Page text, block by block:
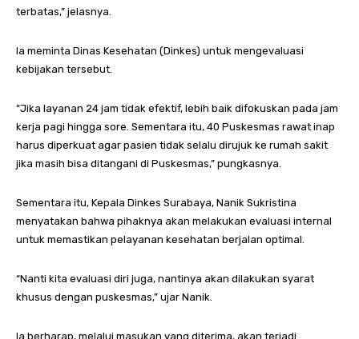
terbatas,” jelasnya.
Ia meminta Dinas Kesehatan (Dinkes) untuk mengevaluasi
kebijakan tersebut.
“Jika layanan 24 jam tidak efektif, lebih baik difokuskan pada jam
kerja pagi hingga sore. Sementara itu, 40 Puskesmas rawat inap
harus diperkuat agar pasien tidak selalu dirujuk ke rumah sakit
jika masih bisa ditangani di Puskesmas,” pungkasnya.
Sementara itu, Kepala Dinkes Surabaya, Nanik Sukristina
menyatakan bahwa pihaknya akan melakukan evaluasi internal
untuk memastikan pelayanan kesehatan berjalan optimal.
“Nanti kita evaluasi diri juga, nantinya akan dilakukan syarat
khusus dengan puskesmas,” ujar Nanik.
Ia berharap, melalui masukan yang diterima, akan terjadi